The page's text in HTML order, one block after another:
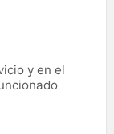
y en el